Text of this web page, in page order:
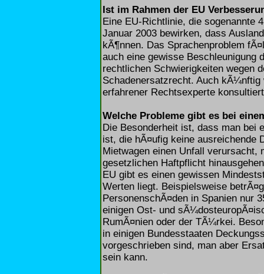
Ist im Rahmen der EU
Eine EU-Richtlinie, die sogenannte
Januar 2003 bewirken, dass
kÃ¶nnen. Das Sprachenproblem
auch eine gewisse Beschleunigung
rechtlichen Schwierigkeiten wegen
Schadenersatzrecht. Auch
erfahrener Rechtsexperte
Welche Probleme gibt es bei
Die Besonderheit ist, dass man bei
ist, die hÃ¤ufig keine ausreichende
Mietwagen einen Unfall
gesetzlichen Haftpflicht
EU gibt es einen gewissen
Werten liegt. Beispielsweise
PersonenschÃ¤den in Spanien nur
einigen Ost- und
RumÃ¤nien oder der TÃ¼rkei.
in einigen Bundesstaaten
vorgeschrieben sind, man aber
sein kann.